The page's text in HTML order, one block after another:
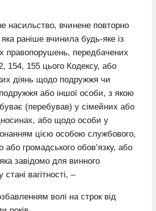
насильство, вчинене повторно
раніше вчинила будь-яке із
правопорушень, передбачених
154, 155 цього Кодексу, або
діянь щодо подружжя чи
або іншої особи, з якою
(перебував) у сімейних або
або щодо особи у
цією особою службового,
або громадського обов’язку, або
завідомо для винного
вагітності, –
волі на строк від